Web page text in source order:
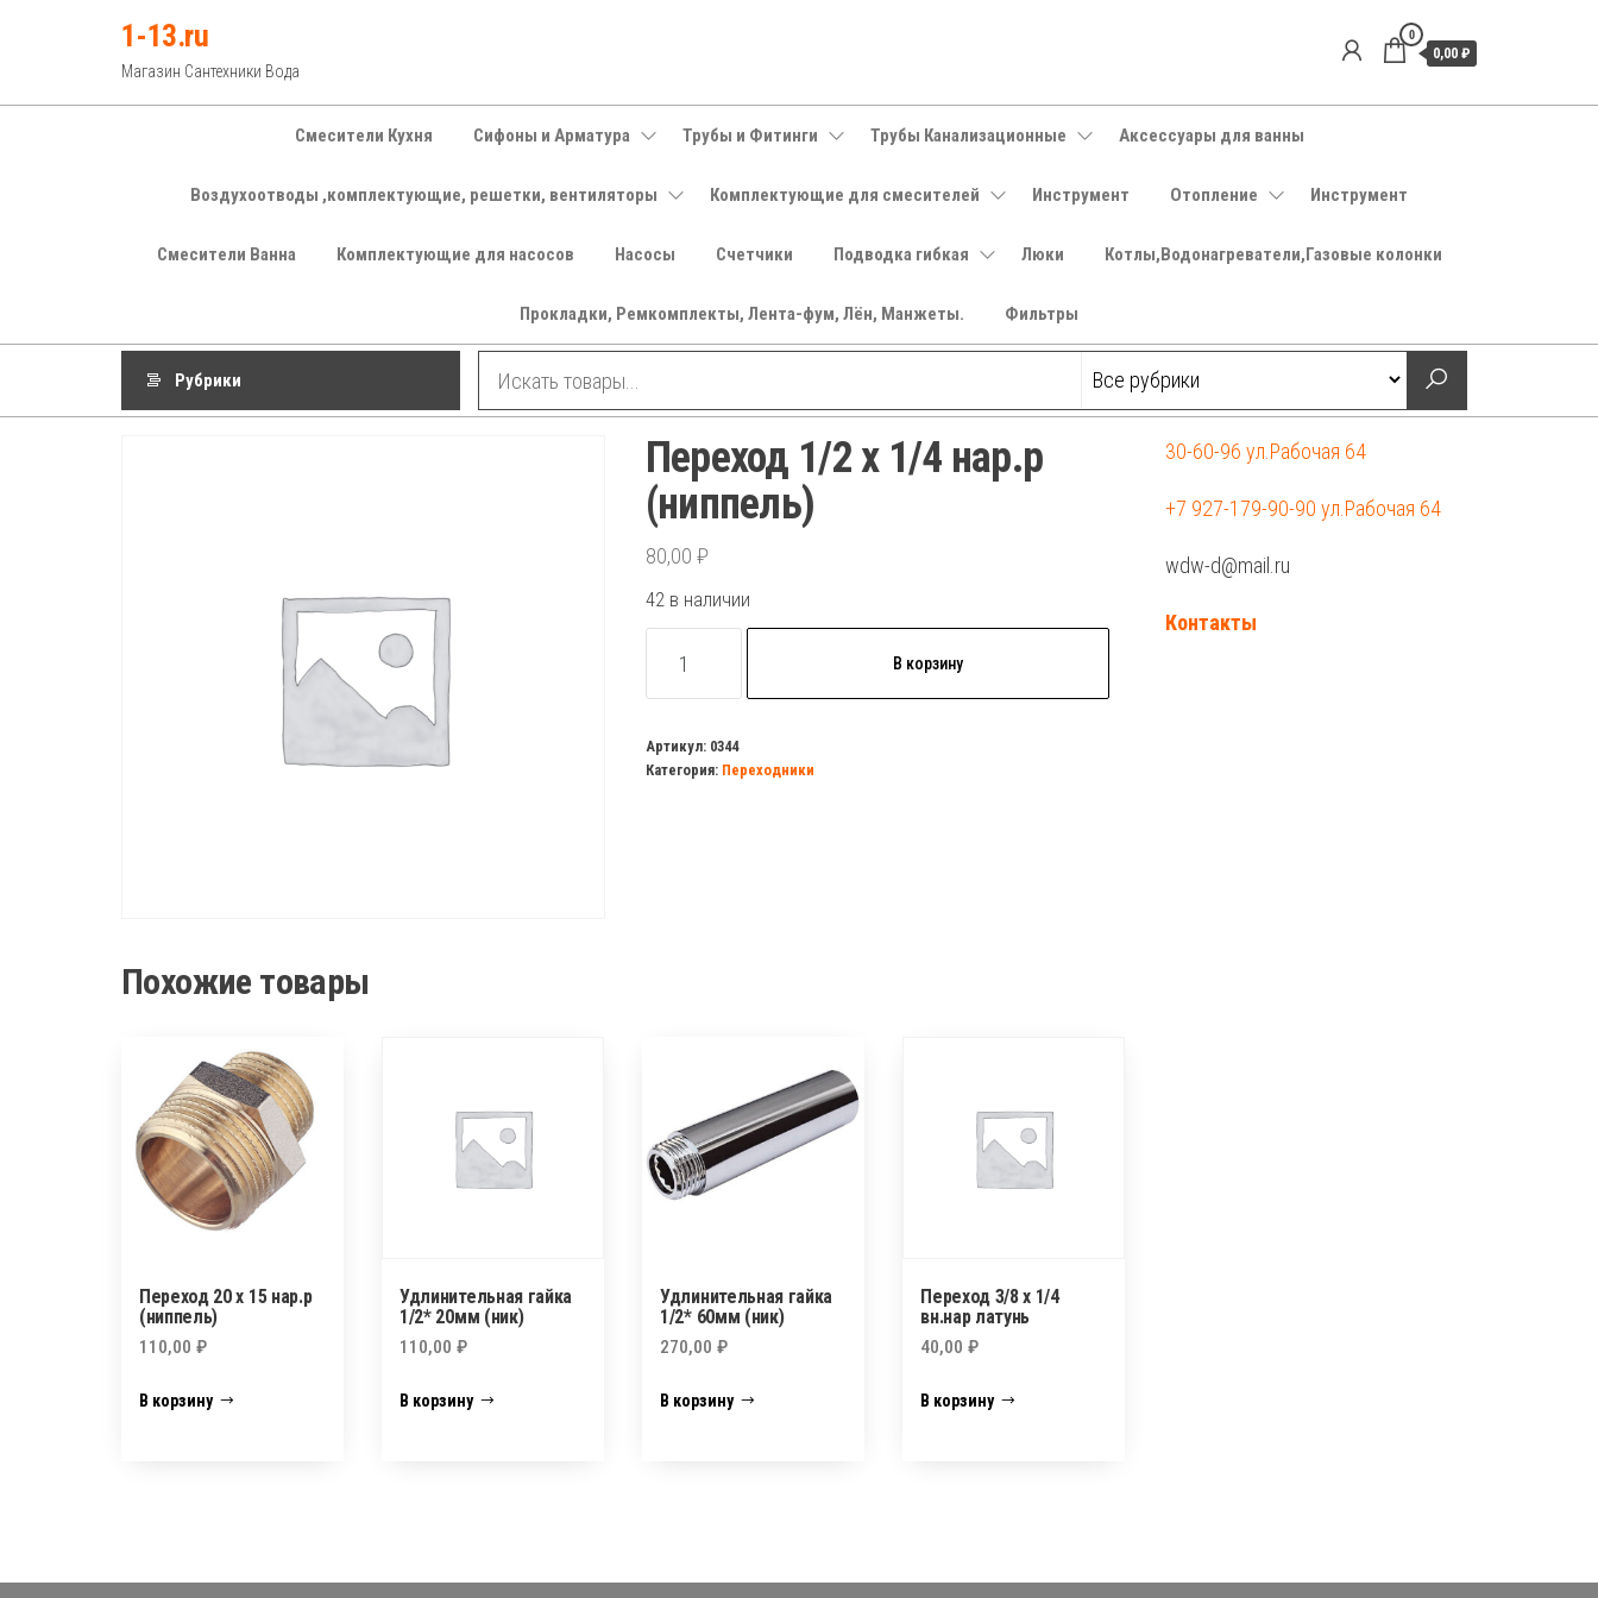
1-13.ru
Магазин Сантехники Вода
0
0,00 ₽
Смесители Кухня Сифоны и Арматура Трубы и Фитинги Трубы Канализационные Аксессуары для ванны
Воздухоотводы ,комплектующие, решетки, вентиляторы Комплектующие для смесителей Инструмент Отопление Инструмент
Смесители Ванна Комплектующие для насосов Насосы Счетчики Подводка гибкая Люки Котлы,Водонагреватели,Газовые колонки
Прокладки, Ремкомплекты, Лента-фум, Лён, Манжеты. Фильтры
Рубрики
Переход 1/2 х 1/4 нар.р
(ниппель)
80,00 ₽
42 в наличии
товара
1/2
х
В корзину
Артикул: 0344
Категория: Переходники
Похожие товары
Переход 20 х 15 нар.р
(ниппель)
110,00 ₽
В корзину
Удлинительная гайка
1/2* 20мм (ник)
110,00₽
В корзину
Удлинительная гайка
1/2* 60мм (ник)
270,00₽
В корзину
Переход 3/8 х 1/4
вн.нар латунь
40,00₽
В корзину
30-60-96 ул.Рабочая 64
+7 927-179-90-90 ул.Рабочая 64
wdw-d@mail.ru
Контакты